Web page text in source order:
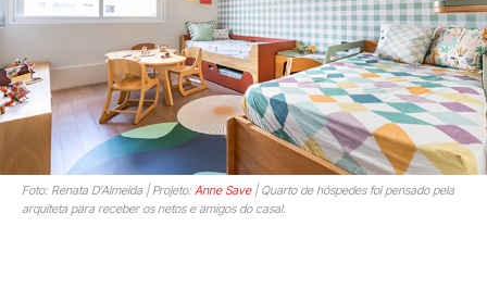
Foto: Renata D’Almeida | Projeto: Anne Save| Quarto de hóspedes foi pensado pela
arquiteta para receber os netos e amigos do casal.